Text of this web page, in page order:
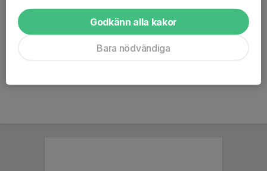
Titel
P2016
47 år
Godkänn alla kakor
Bara nödvändiga